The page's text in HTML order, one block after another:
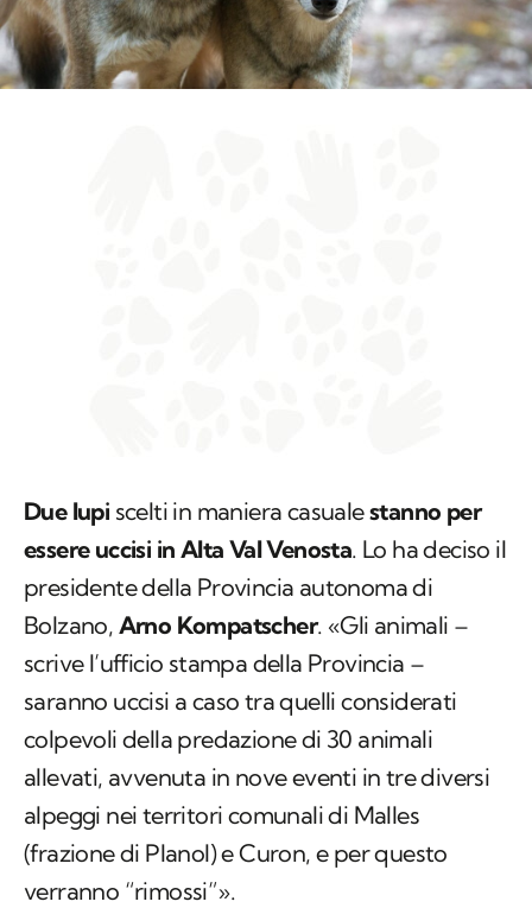
Due lupi scelti in maniera casualestanno per
essere uccisi in Alta Val Venosta. Lo ha deciso il
presidente della Provincia autonoma di
Bolzano, Arno Kompatscher. «Gli animali –
scrive l’ufficio stampa della Provincia –
saranno uccisi a caso tra quelli considerati
colpevoli della predazione di 30 animali
allevati, avvenuta in nove eventi in tre diversi
alpeggi nei territori comunali di Malles
(frazione di Planol) e Curon, e per questo
verranno “rimossi”».